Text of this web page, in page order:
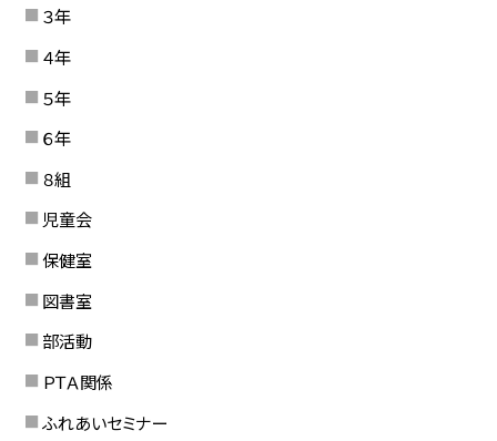
３年
４年
５年
６年
８組
児童会
保健室
図書室
部活動
ＰＴＡ関係
ふれあいセミナー